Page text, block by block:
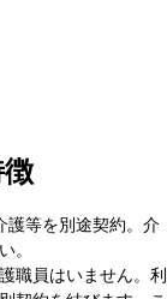
護等を別途契約。介
。
職員はいません。利